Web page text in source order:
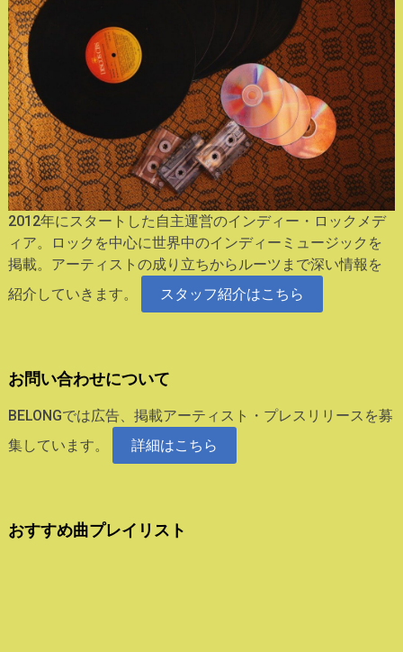
2012年にスタートした自主運営のインディー・ロックメデ
ィア。ロックを中心に世界中のインディーミュージックを
掲載。アーティストの成り立ちからルーツまで深い情報を
紹介していきます。
スタッフ紹介はこちら
お問い合わせについて
BELONGでは広告、掲載アーティスト・プレスリリースを募
集しています。
詳細はこちら
おすすめ曲プレイリスト